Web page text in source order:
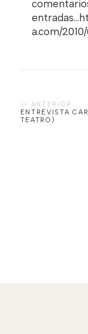
a.com/
ENTREVISTA
TEATRO)